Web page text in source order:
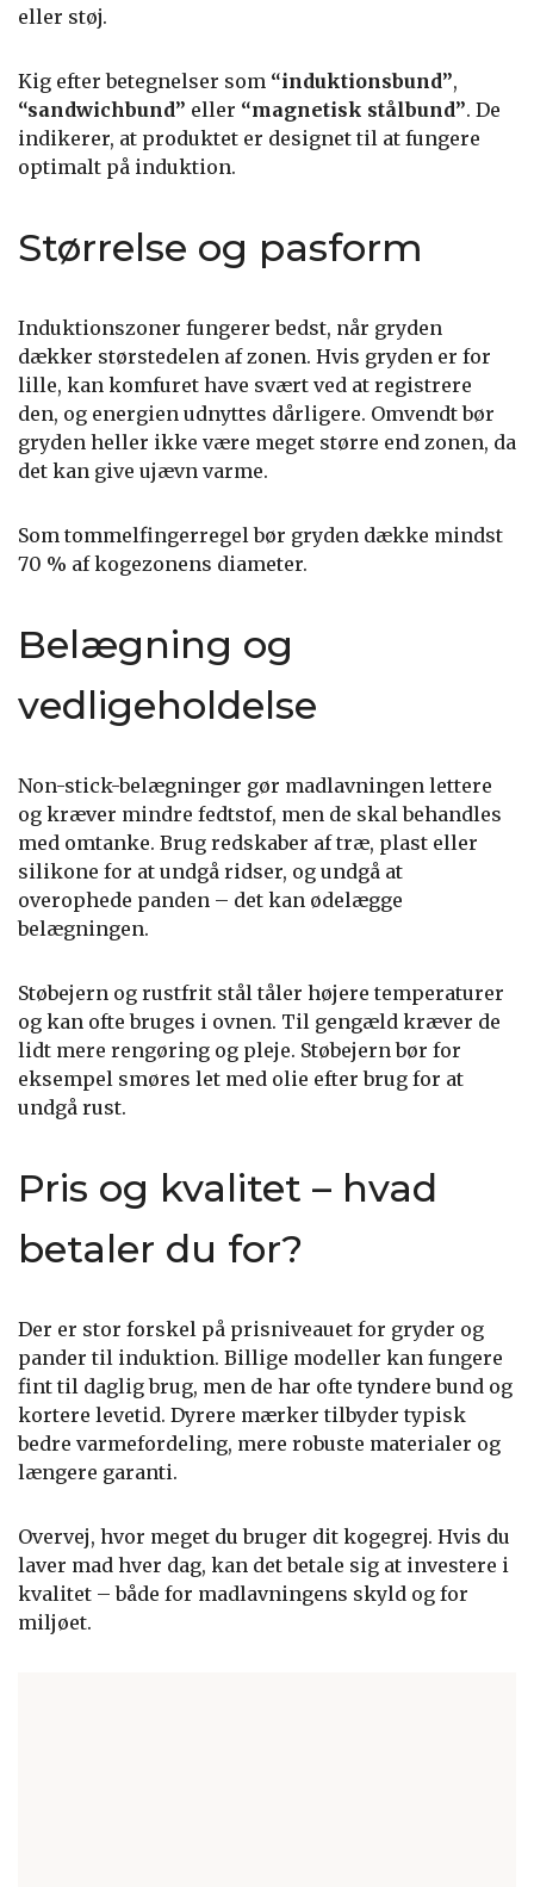
eller støj.
Kig efter betegnelser som “induktionsbund”,
“sandwichbund” eller “magnetisk stålbund”. De
indikerer, at produktet er designet til at fungere
optimalt på induktion.
Størrelse og pasform
Induktionszoner fungerer bedst, når gryden
dækker størstedelen af zonen. Hvis gryden er for
lille, kan komfuret have svært ved at registrere
den, og energien udnyttes dårligere. Omvendt bør
gryden heller ikke være meget større end zonen, da
det kan give ujævn varme.
Som tommelfingerregel bør gryden dække mindst
70 % af kogezonens diameter.
Belægning og
vedligeholdelse
Non-stick-belægninger gør madlavningen lettere
og kræver mindre fedtstof, men de skal behandles
med omtanke. Brug redskaber af træ, plast eller
silikone for at undgå ridser, og undgå at
overophede panden – det kan ødelægge
belægningen.
Støbejern og rustfrit stål tåler højere temperaturer
og kan ofte bruges i ovnen. Til gengæld kræver de
lidt mere rengøring og pleje. Støbejern bør for
eksempel smøres let med olie efter brug for at
undgå rust.
Pris og kvalitet – hvad
betaler du for?
Der er stor forskel på prisniveauet for gryder og
pander til induktion. Billige modeller kan fungere
fint til daglig brug, men de har ofte tyndere bund og
kortere levetid. Dyrere mærker tilbyder typisk
bedre varmefordeling, mere robuste materialer og
længere garanti.
Overvej, hvor meget du bruger dit kogegrej. Hvis du
laver mad hver dag, kan det betale sig at investere i
kvalitet – både for madlavningens skyld og for
miljøet.